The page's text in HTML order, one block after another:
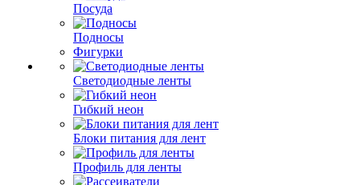
Посуда
Подносы
Фигурки
Светодиодные ленты
Гибкий неон
Блоки питания для лент
Профиль для ленты